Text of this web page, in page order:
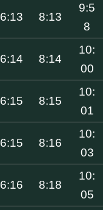
6:13 8:13
9:5
8
6:14 8:14
10:
00
6:15 8:15
10:
01
6:15 8:16
10:
03
6:16 8:18
10:
05